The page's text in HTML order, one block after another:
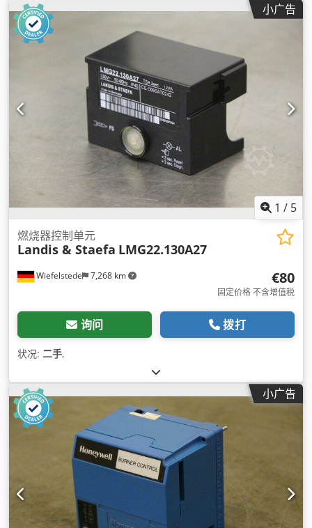
小广告
1 / 5
Wiefelstede 7,268 km
燃烧器控制单元
Landis & Staefa LMG22.130A27
€80
固定价格 不含增值税
询问 拨打
状况: 二手,
小广告